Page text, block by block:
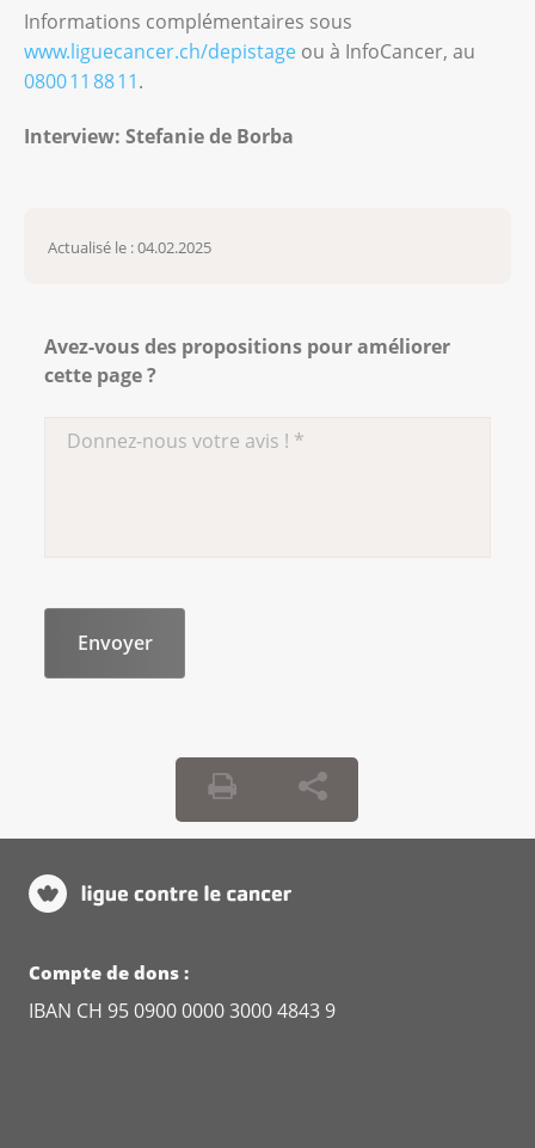
Informations complémentaires sous
www.liguecancer.ch/depistage ou à InfoCancer, au
0800 11 88 11.
Interview: Stefanie de Borba
Actualisé le : 04.02.2025
Avez-vous des propositions pour améliorer
cette page ?
Compte de dons :
IBAN CH 95 0900 0000 3000 4843 9